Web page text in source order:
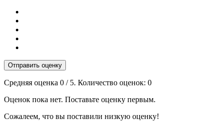
Отправить оценку
Средняя оценка 0 / 5. Количество оценок: 0
Оценок пока нет. Поставьте оценку первым.
Сожалеем, что вы поставили низкую оценку!